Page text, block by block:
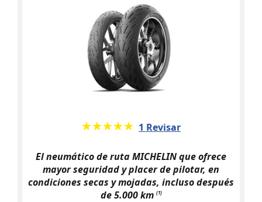
★★★★★
☆☆☆☆☆ 1 Revisar
El neumático de ruta MICHELIN que ofrece
mayor seguridad y placer de pilotar, en
condiciones secas y mojadas, incluso después
de 5.000 km (1)